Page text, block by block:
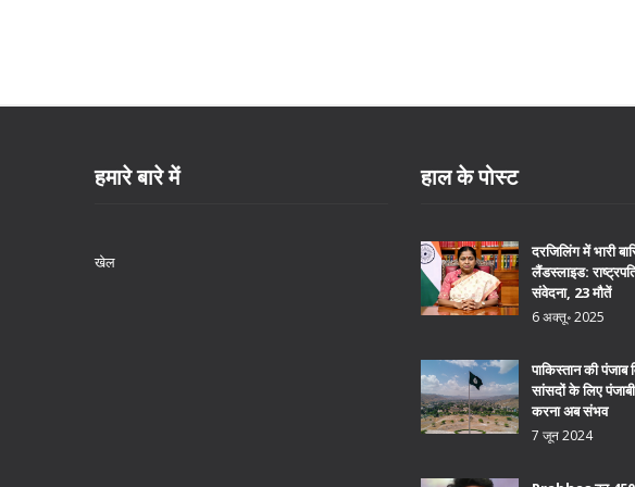
हमारे बारे में
खेल
हाल के पोस्ट
दरजिलिंग में भारी
लैंडस्लाइड:
संवेदना, 23 मौतें
6 अक्तू॰ 2025
पाकिस्तान की पंजाब
सांसदों के लिए
करना अब संभव
7 जून 2024